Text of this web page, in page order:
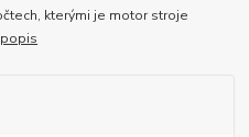
kterými je motor stroje